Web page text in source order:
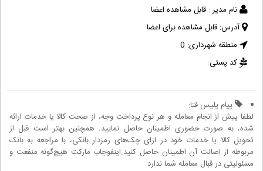
نام مدیر : قابل مشاهده اعضا
آدرس: قابل مشاهده برای اعضا
منطقه شهرداری: 0
کد پستی:
پیام پلیس فتا:
لطفا پیش از انجام معامله و هر نوع پرداخت وجه، از صحت کالا یا خدمات ارائه
شده، به صورت حضوری اطمینان حاصل نمایید. همچنین بهتر است قبل از
تحویل کالا یا خدمات خود در ازای چک‌های رمزدار بانکی، با مراجعه به بانک
مربوطه از اصالت آن اطمینان حاصل کنید.اینفوجاب مارکت هیچ‌گونه منفعت و
مسئولیتی در قبال معامله شما ندارد.